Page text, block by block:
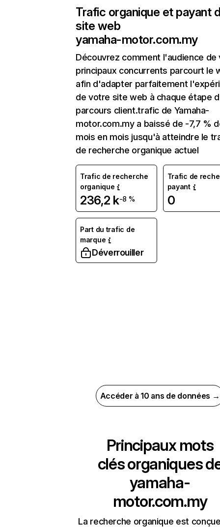
Trafic organique et payant
site web
yamaha-motor.com.my
Découvrez comment l'audience de
principaux concurrents parcourt le
afin d'adapter parfaitement
de votre site web à chaque étape
parcours client.trafic de Yamaha-
motor.com.my a baissé de -7,7 %
mois en mois jusqu'à atteindre le
de recherche organique actuel
Trafic de recherche
organique
236,2 k-8 %
Trafic de
payant
0
Part du trafic de
marque
Déverrouiller
Accéder à 10 ans de données →
Principaux mots
clés organiques
yamaha-
motor.com.my
La recherche organique est